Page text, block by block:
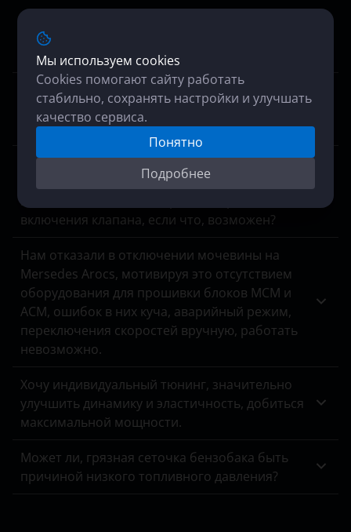
Мы используем cookies
Cookies помогают сайту работать
стабильно, сохранять настройки и улучшать
качество сервиса.
Понятно
Подробнее
Ваз 2115, блок Январь 7.2, ELM 327 не видит
данных с датчиков кислорода, хотяонина
месте.
Сколько сил и крутящего, прибавится после
чипа Haval 1.5 т? На заводской программе он
отдает 150 лс 280 нм.
Хочу полностью отключить егр на кайрон
дизель, модель 2006 гв 2.0 141 лс. акпп, есть
возможность? Цена? Обратный процесс
включения клапана, если что, возможен?
Нам отказали в отключении мочевины на
Mersedes Arocs, мотивируя это отсутствием
оборудования для прошивки блоков MCM и
ACM, ошибок в них куча, аварийный режим,
переключения скоростей вручную, работать
невозможно.
Хочу индивидуальный тюнинг, значительно
улучшить динамику и эластичность, добиться
максимальной мощности.
Может ли, грязная сеточка бензобака быть
причиной низкого топливного давления?